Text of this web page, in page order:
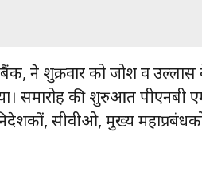
ने शुक्रवार को जोश व
समारोह की शुरुआत पीएनबी
सीवीओ, मुख्य